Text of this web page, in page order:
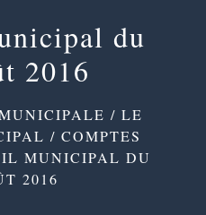
du
2016
/ LE
/ COMPTES
MUNICIPAL DU
2016